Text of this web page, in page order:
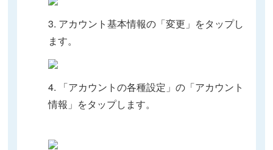
3. アカウント基本情報の「変更」をタップし
ます。
4. 「アカウントの各種設定」の「アカウント
情報」をタップします。